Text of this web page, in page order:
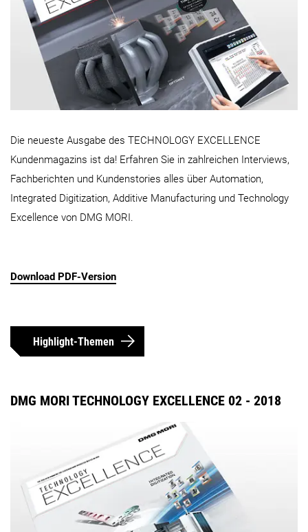
Die neueste Ausgabe des TECHNOLOGY EXCELLENCE
Kundenmagazins ist da! Erfahren Sie in zahlreichen Interviews,
Fachberichten und Kundenstories alles über Automation,
Integrated Digitization, Additive Manufacturing und Technology
Excellence von DMG MORI.
Download PDF-Version
Highlight-Themen
DMG MORI TECHNOLOGY EXCELLENCE 02 - 2018